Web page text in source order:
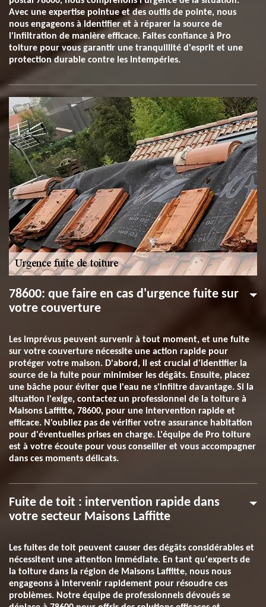
Avec une expertise pointue et des outils de pointe, nous
nous engageons à identifier et à réparer la source de
l'infiltration de manière efficace. Faites confiance à Pro
toiture pour vous garantir une tranquillité d'esprit et une
protection durable contre les intempéries.
78600: que faire en cas d'urgence fuite sur
votre couverture
Les imprévus peuvent survenir à tout moment, et une fuite
sur votre couverture nécessite une action rapide pour
protéger votre maison. D'abord, il est crucial d'identifier la
source de la fuite pour minimiser les dégâts. Ensuite, placez
une bâche pour éviter que l'eau ne s'infiltre davantage. Si la
situation l'exige, contactez un professionnel de la toiture à
Maisons Laffitte, 78600, pour une intervention rapide et
efficace. N'oubliez pas de vérifier votre assurance habitation
pour d'éventuelles prises en charge. L'équipe de Pro toiture
est à votre écoute pour vous conseiller et vous accompagner
dans ces moments délicats.
Fuite de toit : intervention rapide dans
votre secteur Maisons Laffitte
Les fuites de toit peuvent causer des dégâts considérables et
nécessitent une attention immédiate. En tant qu'experts de
la toiture dans la région de Maisons Laffitte, nous nous
engageons à intervenir rapidement pour résoudre ces
problèmes. Notre équipe de professionnels dévoués se